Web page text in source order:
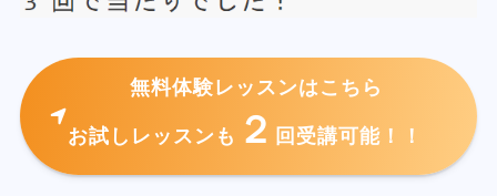
無料体験レッスンはこちら
お試しレッスンも ２ 回受講可能！！